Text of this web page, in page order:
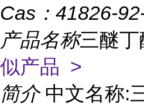
Cas： 41826-
产品名称三醚丁
似产品 >
简介 中文名称: